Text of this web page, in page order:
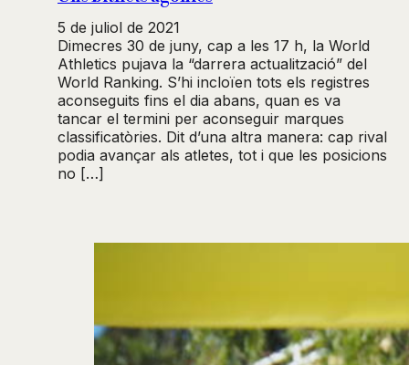
5 de juliol de 2021
Dimecres 30 de juny, cap a les 17 h, la World
Athletics pujava la “darrera actualització” del
World Ranking. S’hi incloïen tots els registres
aconseguits fins el dia abans, quan es va
tancar el termini per aconseguir marques
classificatòries. Dit d’una altra manera: cap rival
podia avançar als atletes, tot i que les posicions
no […]